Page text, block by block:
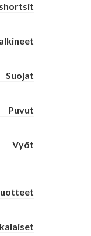
Suojat
Puvut
Vyöt